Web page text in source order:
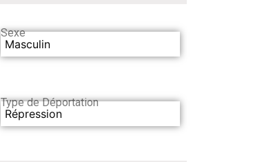
Sexe
Masculin
Type de Déportation
Répression